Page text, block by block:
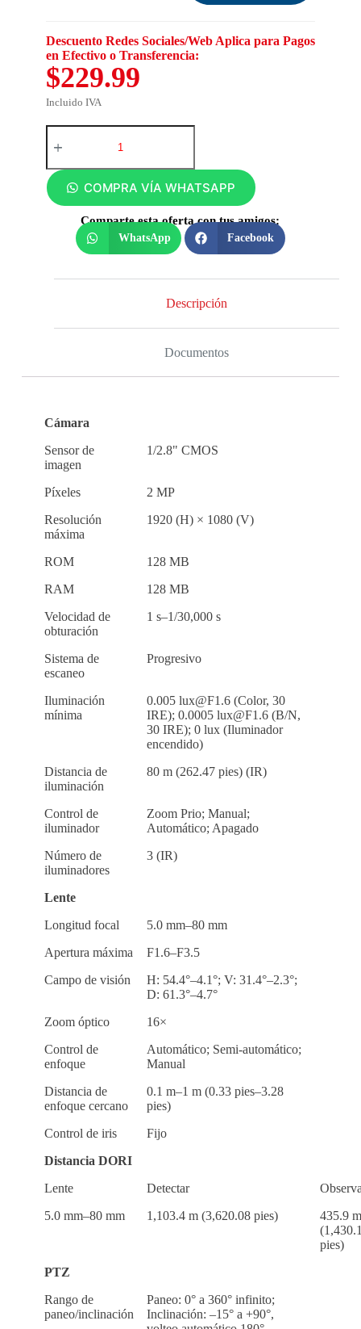
Descuento Redes Sociales/Web Aplica para Pagos
en Efectivo o Transferencia:
$229.99
Incluido IVA
COMPRA VÍA WHATSAPP
Comparte esta oferta con tus amigos:
WhatsApp Facebook
Descripción
Documentos
Cámara
Sensor de
imagen
1/2.8" CMOS
Píxeles
2 MP
Resolución
máxima
1920 (H) × 1080 (V)
ROM
128 MB
RAM
128 MB
Velocidad de
obturación
1 s–1/30,000 s
Sistema de
escaneo
Progresivo
Iluminación
mínima
0.005 lux@F1.6 (Color, 30
IRE); 0.0005 lux@F1.6 (B/N,
30 IRE); 0 lux (Iluminador
encendido)
Distancia de
iluminación
80 m (262.47 pies) (IR)
Control de
iluminador
Zoom Prio; Manual;
Automático; Apagado
Número de
iluminadores
3 (IR)
Lente
Longitud focal
5.0 mm–80 mm
Apertura máxima
F1.6–F3.5
Campo de visión
H: 54.4°–4.1°; V: 31.4°–2.3°;
D: 61.3°–4.7°
Zoom óptico
16×
Control de
enfoque
Automático; Semi-automático;
Manual
Distancia de
enfoque cercano
0.1 m–1 m (0.33 pies–3.28
pies)
Control de iris
Fijo
Distancia DORI
Lente
Detectar
5.0 mm–80 mm
1,103.4 m (3,620.08 pies)
435.9 m
pies)
PTZ
Rango de
paneo/inclinación
Paneo: 0° a 360° infinito;
Inclinación: –15° a +90°,